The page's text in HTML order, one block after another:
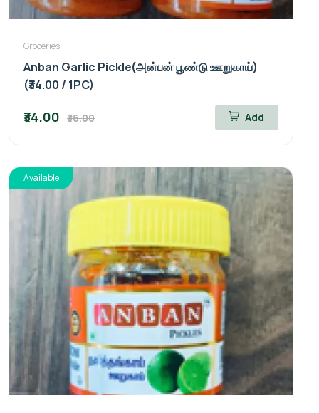
Groceries
Anban Garlic Pickle(அன்பன் பூண்டு ஊறுகாய்)
(₹34.00 / 1PC)
₹34.00 ₹36.00 Add
Available